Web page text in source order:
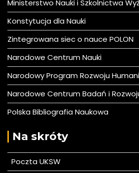
Ministerstwo Nauki i Szkolnictwa
Konstytucja dla Nauki
Zintegrowana siec o nauce POLON
Narodowe Centrum Nauki
Narodowy Program Rozwoju
Narodowe Centrum Badań i
Polska Bibliografia Naukowa
Na skróty
Poczta UKSW